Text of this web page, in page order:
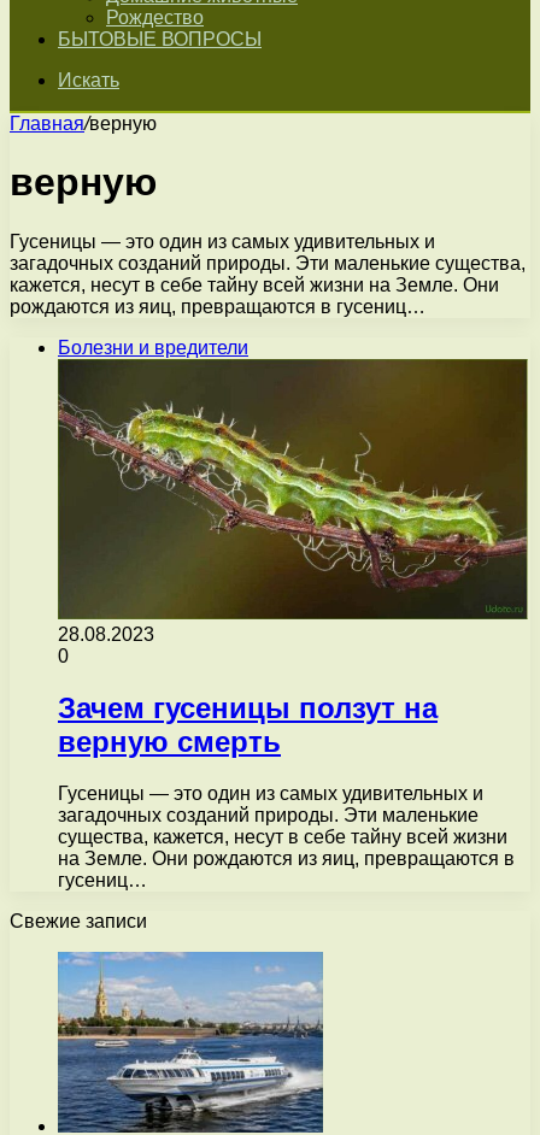
Рождество
БЫТОВЫЕ ВОПРОСЫ
Искать
Главная/верную
верную
Гусеницы — это один из самых удивительных и
загадочных созданий природы. Эти маленькие существа,
кажется, несут в себе тайну всей жизни на Земле. Они
рождаются из яиц, превращаются в гусениц…
Болезни и вредители
28.08.2023
0
Зачем гусеницы ползут на
верную смерть
Гусеницы — это один из самых удивительных и
загадочных созданий природы. Эти маленькие
существа, кажется, несут в себе тайну всей жизни
на Земле. Они рождаются из яиц, превращаются в
гусениц…
Свежие записи